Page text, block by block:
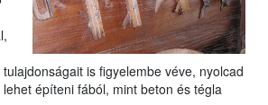
is figyelembe véve, nyolcad
építeni fából, mint beton és tégla